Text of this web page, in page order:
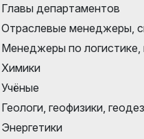
Главы департаментов
Отраслевые менеджеры,
Менеджеры по логистике,
Химики
Учёные
Геологи, геофизики,
Энергетики